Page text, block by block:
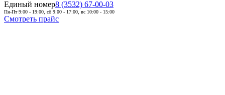
Единый номер8 (3532) 67-00-03
Пн-Пт 9:00 - 19:00, сб 9:00 - 17:00, вс 10:00 - 15:00
Смотреть прайс